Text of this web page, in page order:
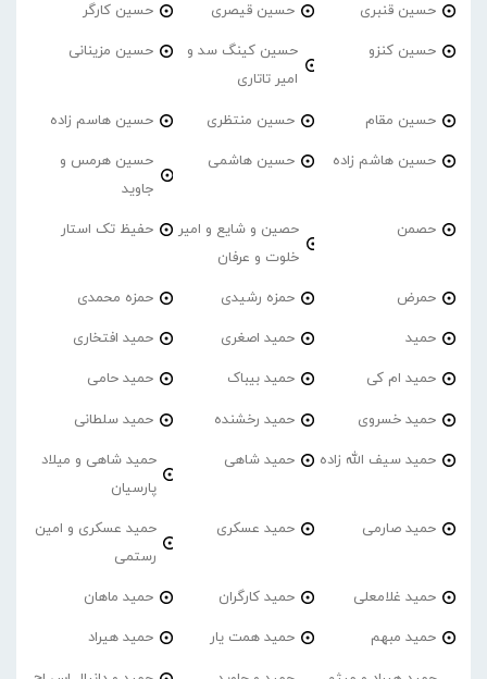
حسین قنبری حسین قیصری حسین کارگر
حسین کنزو
حسین کینگ سد و
امیر تاتاری
حسین مزینانی
حسین مقام حسین منتظری حسین هاسم زاده
حسین هاشم زاده حسین هاشمی
حسین هرمس و
جاوید
حصمن
حصین و شایع و امیر
خلوت و عرفان
حفیظ تک استار
حمرض حمزه رشیدی حمزه محمدی
حمید حمید اصغری حمید افتخاری
حمید ام کی حمید بیباک حمید حامی
حمید خسروی حمید رخشنده حمید سلطانی
حمید سیف الله زاده حمید شاهی
حمید شاهی و میلاد
پارسیان
حمید صارمی حمید عسکری
حمید عسکری و امین
رستمی
حمید غلامعلی حمید کارگران حمید ماهان
حمید مبهم حمید همت یار حمید هیراد